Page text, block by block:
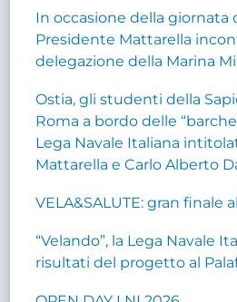
In occasione della giornata
Presidente Mattarella
delegazione della Marina
Ostia, gli studenti della
Roma a bordo delle
Lega Navale Italiana
Mattarella e Carlo Alberto
VELA&SALUTE: gran finale
“Velando”, la Lega Navale
risultati del progetto al